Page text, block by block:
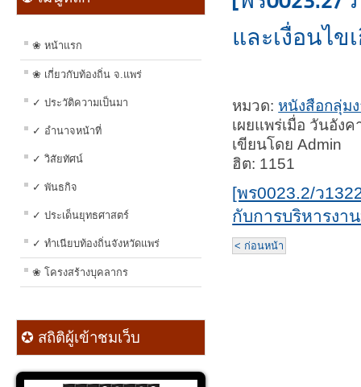
❀ หน้าแรก
❀ เกี่ยวกับท้องถิ่น จ.แพร่
✓ ประวัติความเป็นมา
✓ อำนาจหน้าที่
✓ วิสัยทัศน์
✓ พันธกิจ
✓ ประเด็นยุทธศาสตร์
✓ ทำเนียบท้องถิ่นจังหวัดแพร่
❀ โครงสร้างบุคลากร
✪ สถิติผู้เข้าชมเว็บ
และเงื่อนไ
หมวด: หนังสือกลุ่ม
เผยแพร่เมื่อ วันอัง
เขียนโดย Admin
ฮิต: 1151
[พร0023.2/ว
กับการบริหารงา
< ก่อนหน้า